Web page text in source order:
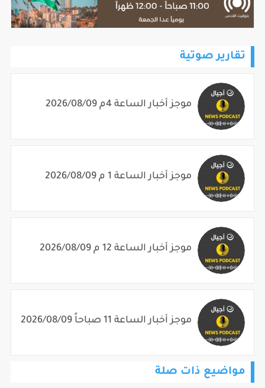
تقارير صوتية
موجز أخبار الساعة 4م 2026/08/09
موجز أخبار الساعة 1 م 2026/08/09
موجز أخبار الساعة 12 م 2026/08/09
موجز أخبار الساعة 11 صباحاً 2026/08/09
مواضيع ذات صلة